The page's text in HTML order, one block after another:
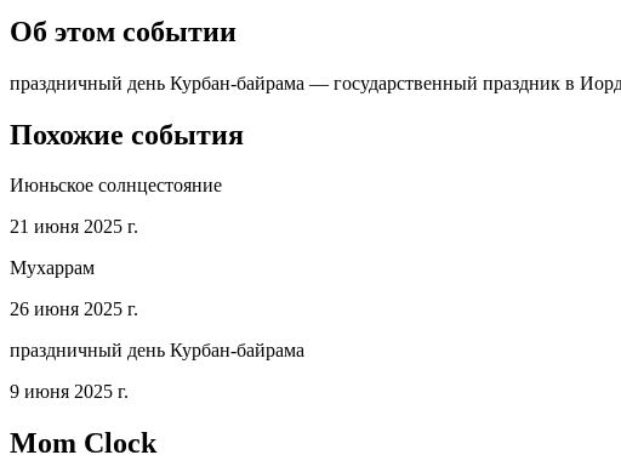
Об этом событии
праздничный день Курбан-байрама — государственный праздник в
Похожие события
Июньское солнцестояние
21 июня 2025 г.
Мухаррам
26 июня 2025 г.
праздничный день Курбан-байрама
9 июня 2025 г.
Mom Clock